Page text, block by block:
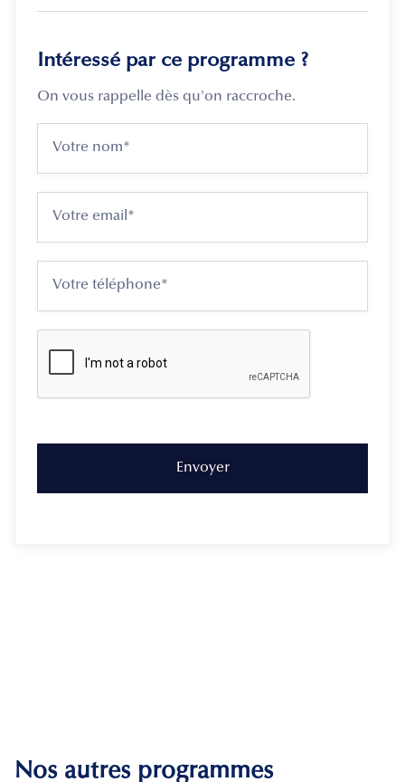
Intéressé par ce programme ?
On vous rappelle dès qu'on raccroche.
Nos autres programmes